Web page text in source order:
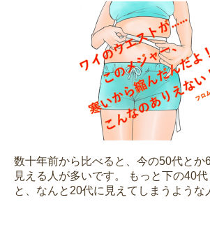
数十年前から比べると、今の50代とか
見える人が多いです。 もっと下の40
と、なんと20代に見えてしまうような